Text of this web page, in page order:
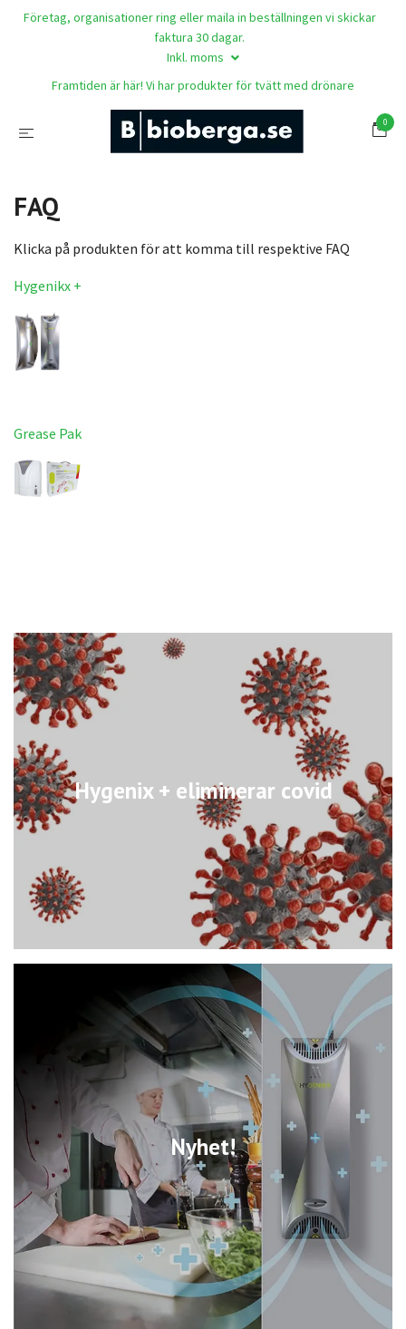
Företag, organisationer ring eller maila in beställningen vi skickar
faktura 30 dagar.
Inkl. moms
Framtiden är här! Vi har produkter för tvätt med drönare
0
Hygenix + eliminerar covid
Nyhet!
FAQ
Klicka på produkten för att komma till respektive FAQ
Hygenikx +
Grease Pak